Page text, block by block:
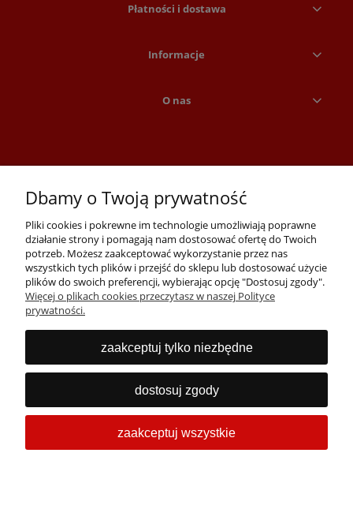
Płatności i dostawa
Informacje
O nas
Skontaktuj się z nami:
Tel:+48 71 723 74 50
E-mail:detal@pclider.pl
Komputery i laptopy poleasingowe Wrocław. Oferujemy laptopy,
Obserwuj nas:
Dbamy o Twoją prywatność
Pliki cookies i pokrewne im technologie umożliwiają poprawne
działanie strony i pomagają nam dostosować ofertę do Twoich
potrzeb. Możesz zaakceptować wykorzystanie przez nas
wszystkich tych plików i przejść do sklepu lub dostosować użycie
plików do swoich preferencji, wybierając opcję "Dostosuj zgody".
Więcej o plikach cookies przeczytasz w naszej Polityce
prywatności.
zaakceptuj tylko niezbędne
dostosuj zgody
zaakceptuj wszystkie